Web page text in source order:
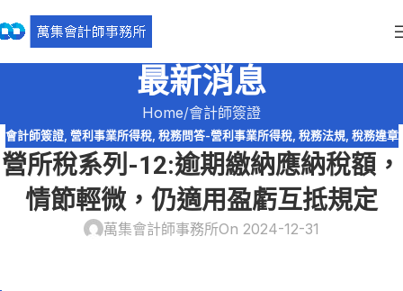
最新消息
Home 會計師簽證
會計師簽證, 營利事業所得稅, 稅務問答-營利事業所得稅, 稅務法規, 稅務違章
營所稅系列-12:逾期繳納應納稅額，
情節輕微，仍適用盈虧互抵規定
萬集會計師事務所On 2024-12-31